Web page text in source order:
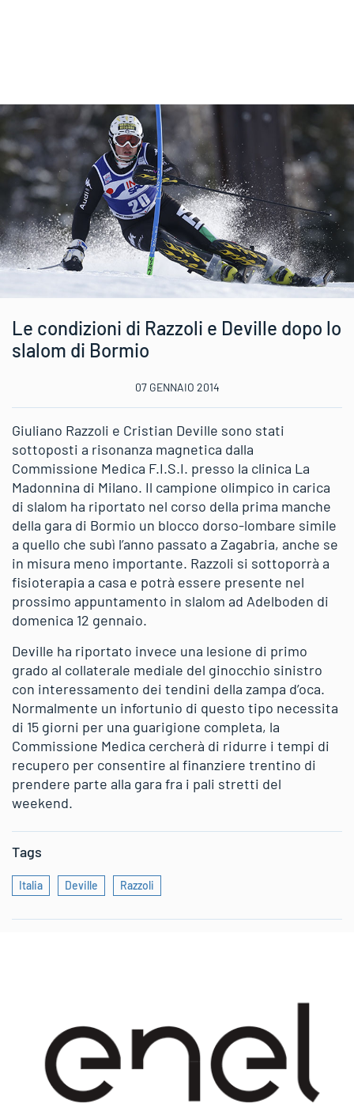
Le condizioni di Razzoli e Deville dopo lo
slalom di Bormio
07 GENNAIO 2014
Giuliano Razzoli e Cristian Deville sono stati
sottoposti a risonanza magnetica dalla
Commissione Medica F.I.S.I. presso la clinica La
Madonnina di Milano. Il campione olimpico in carica
di slalom ha riportato nel corso della prima manche
della gara di Bormio un blocco dorso-lombare simile
a quello che subì l’anno passato a Zagabria, anche se
in misura meno importante. Razzoli si sottoporrà a
fisioterapia a casa e potrà essere presente nel
prossimo appuntamento in slalom ad Adelboden di
domenica 12 gennaio.
Deville ha riportato invece una lesione di primo
grado al collaterale mediale del ginocchio sinistro
con interessamento dei tendini della zampa d’oca.
Normalmente un infortunio di questo tipo necessita
di 15 giorni per una guarigione completa, la
Commissione Medica cercherà di ridurre i tempi di
recupero per consentire al finanziere trentino di
prendere parte alla gara fra i pali stretti del
weekend.
Tags
Italia Deville Razzoli